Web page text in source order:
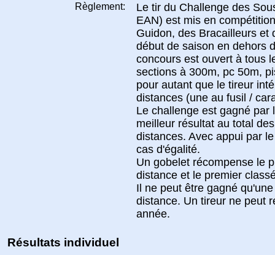
Règlement:
Le tir du Challenge des
EAN) est mis en
Guidon, des Bracailleurs et
début de saison en dehors
concours est ouvert à tous
sections à 300m, pc 50m,
pour autant que le tireur
distances (une au fusil /
Le challenge est gagné par
meilleur résultat au total
distances. Avec appui par
cas d'égalité.
Un gobelet récompense le
distance et le premier
Il ne peut être gagné
distance. Un tireur ne peut
année.
Résultats individuel